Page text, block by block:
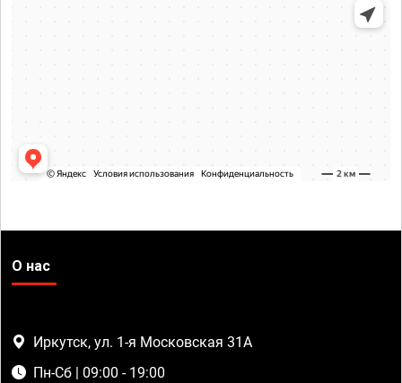
О нас
Иркутск, ул. 1-я Московская 31А
Пн-Сб | 09:00 - 19:00